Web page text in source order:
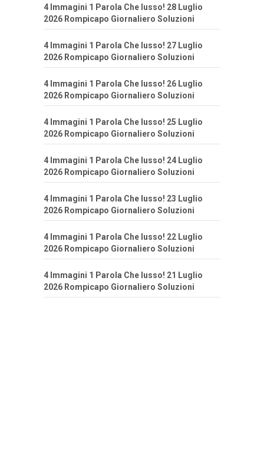
4 Immagini 1 Parola Che lusso! 28 Luglio
2026 Rompicapo Giornaliero Soluzioni
4 Immagini 1 Parola Che lusso! 27 Luglio
2026 Rompicapo Giornaliero Soluzioni
4 Immagini 1 Parola Che lusso! 26 Luglio
2026 Rompicapo Giornaliero Soluzioni
4 Immagini 1 Parola Che lusso! 25 Luglio
2026 Rompicapo Giornaliero Soluzioni
4 Immagini 1 Parola Che lusso! 24 Luglio
2026 Rompicapo Giornaliero Soluzioni
4 Immagini 1 Parola Che lusso! 23 Luglio
2026 Rompicapo Giornaliero Soluzioni
4 Immagini 1 Parola Che lusso! 22 Luglio
2026 Rompicapo Giornaliero Soluzioni
4 Immagini 1 Parola Che lusso! 21 Luglio
2026 Rompicapo Giornaliero Soluzioni